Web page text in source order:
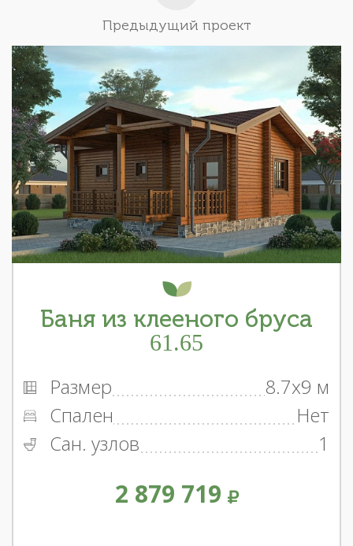
Предыдущий проект
Баня из клееного бруса
61.65
Размер
8.7x9 м
Спален
Нет
Сан. узлов
1
2 879 719